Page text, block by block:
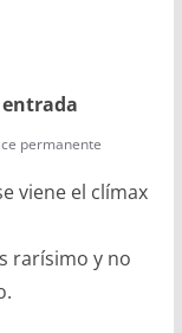
permanente
viene el clímax
rarísimo y no